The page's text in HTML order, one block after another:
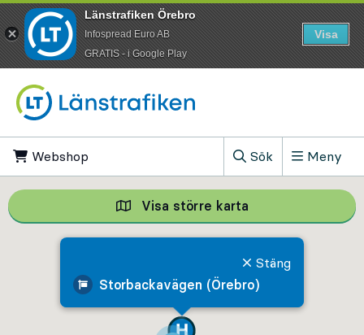
Webshop
Sök
, Visa sökfältet
Meny
Storbackavägen (Örebro)
Stäng
Visa större karta Visa större
Länstrafiken Örebro
Infospread Euro AB
​GRATIS - i Google Play
Visa